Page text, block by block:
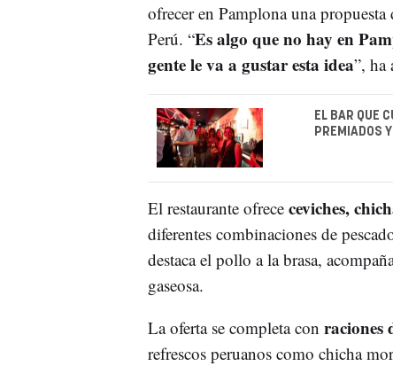
ofrecer en Pamplona una propuesta
Perú. “Es algo que no hay en
gente le va a gustar esta idea”, ha
EL BAR QUE
PREMIADOS
El restaurante ofrece ceviches,
diferentes combinaciones de
destaca el pollo a la brasa,
gaseosa.
La oferta se completa con raciones
refrescos peruanos como chicha